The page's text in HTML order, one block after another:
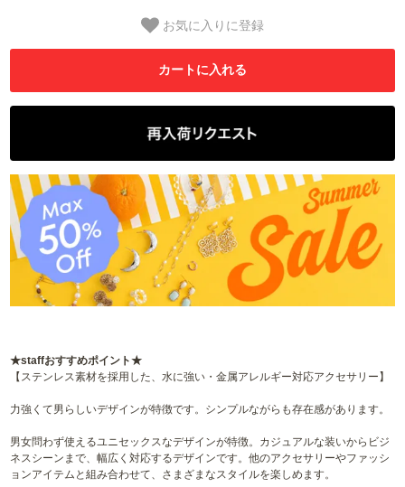
お気に入りに登録
★staffおすすめポイント★
【ステンレス素材を採用した、水に強い・金属アレルギー対応アクセサリー】
力強くて男らしいデザインが特徴です。シンプルながらも存在感があります。
男女問わず使えるユニセックスなデザインが特徴。カジュアルな装いからビジ
ネスシーンまで、幅広く対応するデザインです。他のアクセサリーやファッシ
ョンアイテムと組み合わせて、さまざまなスタイルを楽しめます。